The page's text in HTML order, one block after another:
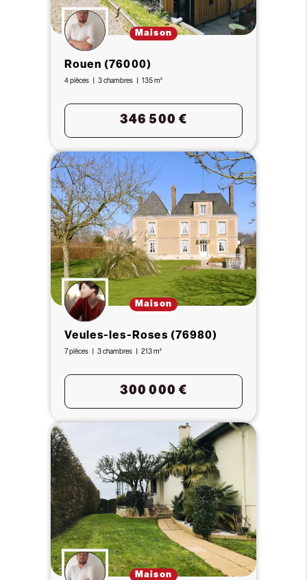
Maison
Rouen (76000)
4 pièces 3 chambres 135 m²
346 500 €
Maison
Veules-les-Roses (76980)
7 pièces 3 chambres 213 m²
300 000 €
Maison